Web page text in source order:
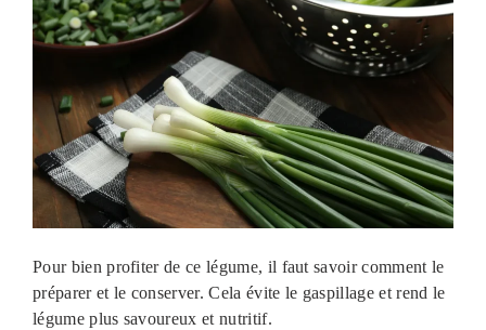
Pour bien profiter de ce légume, il faut savoir comment le
préparer et le conserver. Cela évite le gaspillage et rend le
légume plus savoureux et nutritif.